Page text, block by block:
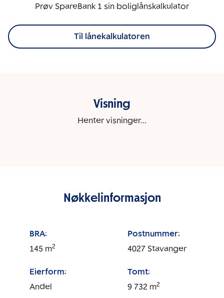
Prøv SpareBank 1 sin boliglånskalkulator
Til lånekalkulatoren
Visning
Henter visninger...
Nøkkelinformasjon
BRA:
145 m2
Postnummer:
4027 Stavanger
Eierform:
Andel
Tomt:
9 732 m2